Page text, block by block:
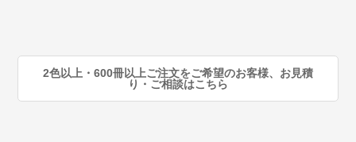
2色以上・600冊以上ご注文をご希望のお客様、お見積
り・ご相談はこちら